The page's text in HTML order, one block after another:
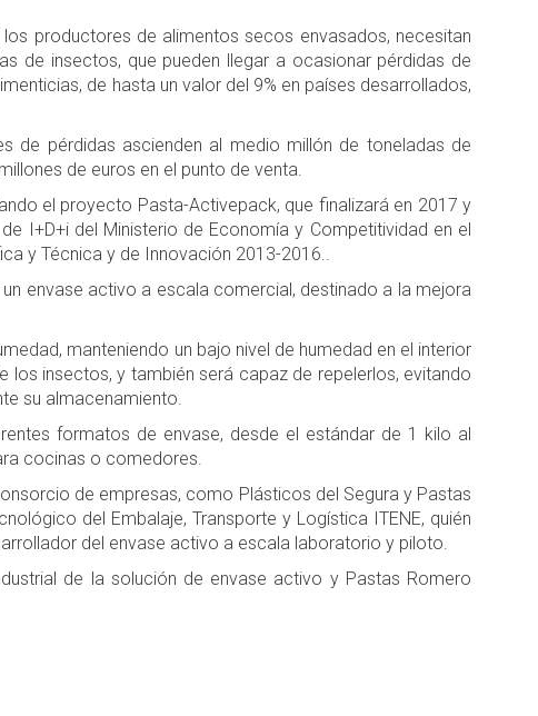
productores de alimentos secos envasados, necesitan
de insectos, que pueden llegar a ocasionar pérdidas de
de hasta un valor del 9% en países desarrollados,
de pérdidas ascienden al medio millón de toneladas de
de euros en el punto de venta.
el proyecto Pasta-Activepack, que finalizará en 2017 y
I+D+i del Ministerio de Economía y Competitividad en el
y Técnica y de Innovación 2013-2016..
envase activo a escala comercial, destinado a la mejora
manteniendo un bajo nivel de humedad en el interior
los insectos, y también será capaz de repelerlos, evitando
su almacenamiento.
formatos de envase, desde el estándar de 1 kilo al
cocinas o comedores.
de empresas, como Plásticos del Segura y Pastas
del Embalaje, Transporte y Logística ITENE, quién
del envase activo a escala laboratorio y piloto.
de la solución de envase activo y Pastas Romero